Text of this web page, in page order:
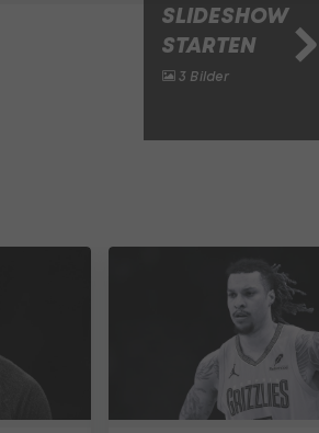
SLIDESHOW
STARTEN
3 Bilder